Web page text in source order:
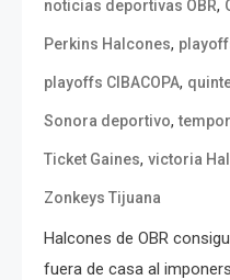
noticias deportivas OBR,
Perkins Halcones,
playoffs CIBACOPA,
Sonora deportivo,
Ticket Gaines, victoria
Zonkeys Tijuana
Halcones de OBR
fuera de casa al